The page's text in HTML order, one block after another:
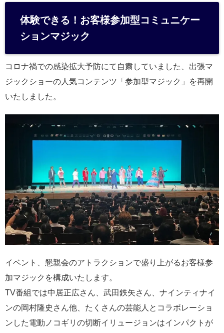
体験できる！お客様参加型コミュニケー
ションマジック
コロナ禍での感染拡大予防にて自粛していました、出張マ
ジックショーの人気コンテンツ「参加型マジック」を再開
いたしました。
イベント、懇親会のアトラクションで盛り上がるお客様参
加マジックを構成いたします。
TV番組では中居正広さん、武田鉄矢さん、ナインティナイ
ンの岡村隆史さん他、たくさんの芸能人とコラボレーショ
ンした電動ノコギリの切断イリュージョンはインパクトが